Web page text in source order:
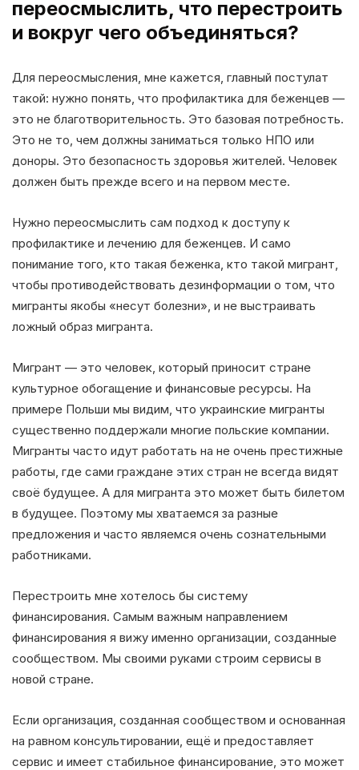
переосмыслить, что перестроить
и вокруг чего объединяться?
Для переосмысления, мне кажется, главный постулат
такой: нужно понять, что профилактика для беженцев —
это не благотворительность. Это базовая потребность.
Это не то, чем должны заниматься только НПО или
доноры. Это безопасность здоровья жителей. Человек
должен быть прежде всего и на первом месте.
Нужно переосмыслить сам подход к доступу к
профилактике и лечению для беженцев. И само
понимание того, кто такая беженка, кто такой мигрант,
чтобы противодействовать дезинформации о том, что
мигранты якобы «несут болезни», и не выстраивать
ложный образ мигранта.
Мигрант — это человек, который приносит стране
культурное обогащение и финансовые ресурсы. На
примере Польши мы видим, что украинские мигранты
существенно поддержали многие польские компании.
Мигранты часто идут работать на не очень престижные
работы, где сами граждане этих стран не всегда видят
своё будущее. А для мигранта это может быть билетом
в будущее. Поэтому мы хватаемся за разные
предложения и часто являемся очень сознательными
работниками.
Перестроить мне хотелось бы систему
финансирования. Самым важным направлением
финансирования я вижу именно организации, созданные
сообществом. Мы своими руками строим сервисы в
новой стране.
Если организация, созданная сообществом и основанная
на равном консультировании, ещё и предоставляет
сервис и имеет стабильное финансирование, это может